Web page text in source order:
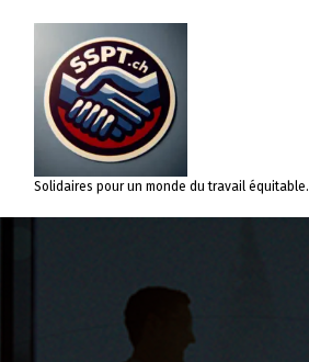
contenu
Solidaires pour un monde du travail équitable.